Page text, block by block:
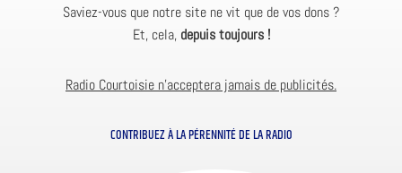
Saviez-vous que notre site ne vit que de vos dons ?
Et, cela, depuis toujours !
Radio Courtoisie n’acceptera jamais de publicités.
CONTRIBUEZ À LA PÉRENNITÉ DE LA RADIO